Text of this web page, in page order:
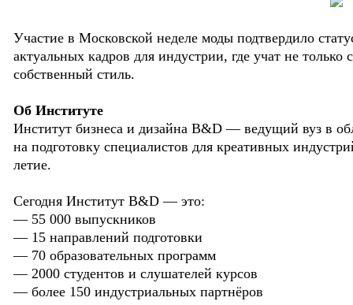
Участие в Московской неделе моды подтвердило
актуальных кадров для индустрии, где учат не
собственный стиль.
Об Институте
Институт бизнеса и дизайна B&D — ведущий вуз в
на подготовку специалистов для креативных
летие.
Сегодня Институт B&D — это:
— 55 000 выпускников
— 15 направлений подготовки
— 70 образовательных программ
— 2000 студентов и слушателей курсов
— более 150 индустриальных партнёров